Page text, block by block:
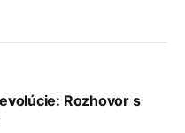
Rozhovor s